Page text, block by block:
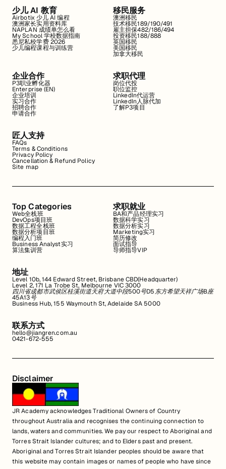
少儿 AI 教育
Airbotix 少儿 AI 编程
澳洲家长实用资料库
NAPLAN 成绩单怎么看
My School 学校数据指南
悉尼私校学费 2026
少儿编程课程与训练营
移民服务
澳洲移民
技术移民189/190/491
雇主担保482/186/494
投资移民188/888
英国移民
美国移民
加拿大移民
企业合作
P3职业孵化器
Enterprise (EN)
企业培训
实习合作
招聘合作
申请合作
求职代理
岗位代投
职位监控
LinkedIn代运营
LinkedIn人脉代加
了解P3项目
匠人支持
FAQs
Terms & Conditions
Privacy Policy
Cancellation & Refund Policy
Site map
Top Categories
Web全栈班
DevOps项目班
数据工程全栈班
数据分析项目班
编程入门班
Business Analyst实习
算法集训营
求职就业
BA和产品经理实习
数据科学实习
数据分析实习
Marketing实习
简历修改
面试指导
导师指导VIP
地址
Level 10b, 144 Edward Street, Brisbane CBD(Headquarter)
Level 2, 171 La Trobe St, Melbourne VIC 3000
四川省成都市武侯区桂溪街道天府大道中段500号D5东方希望天祥广场B座
45A13号
Business Hub, 155 Waymouth St, Adelaide SA 5000
联系方式
hello@jiangren.com.au
0421-672-555
Disclaimer
JR Academy acknowledges Traditional Owners of Country
throughout Australia and recognises the continuing connection to
lands, waters and communities. We pay our respect to Aboriginal and
Torres Strait Islander cultures; and to Elders past and present.
Aboriginal and Torres Strait Islander peoples should be aware that
this website may contain images or names of people who have since